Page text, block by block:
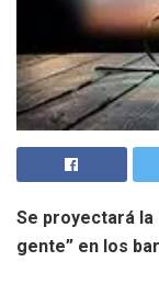
Se proyectará la
gente” en los